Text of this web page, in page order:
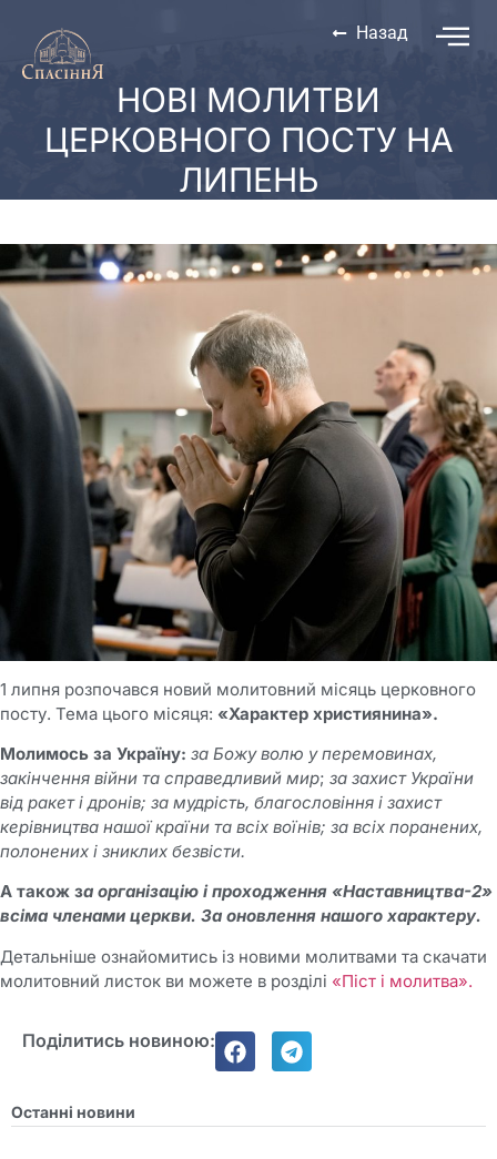
Назад
НОВІ МОЛИТВИ
ЦЕРКОВНОГО ПОСТУ НА
ЛИПЕНЬ
1 липня розпочався новий молитовний місяць церковного
посту. Тема цього місяця: «Характер християнина».
Молимось за Україну: за Божу волю у перемовинах,
закінчення війни та справедливий мир; за захист України
від ракет і дронів; за мудрість, благословіння і захист
керівництва нашої країни та всіх воїнів; за всіх поранених,
полонених і зниклих безвісти.
А також за організацію і проходження «Наставництва-2»
всіма членами церкви. За оновлення нашого характеру.
Детальніше ознайомитись із новими молитвами та скачати
молитовний листок ви можете в розділі «Піст і молитва».
Поділитись новиною:
Останні новини